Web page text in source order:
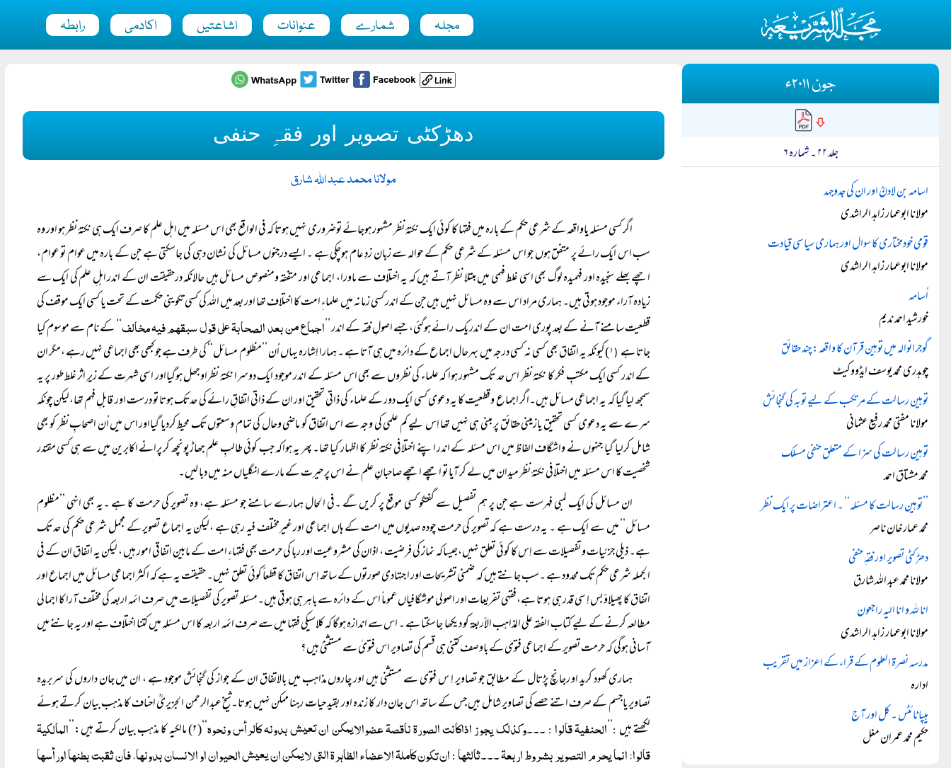
مجلہ شمارے عنوانات اشاعتیں اکادمی رابطہ
دھڑکٹی تصویر اور فقہِ حنفی
مولانا محمد عبد اللہ شارق
اگر کسی مسئلہ یاواقعہ کے شرعی حکم کے بارہ میں فقہا کا کوئی ایک نکتۂ نظر مشہور ہوجائے توضروری نہیں ہوتا کہ فی الواقع بھی اس مسئلہ میں اہل علم کا صرف ایک ہی نکتۂ نظر ہو اور وہ
سب اس ایک رائے پر متفق ہوں جو اس مسئلہ کے شرعی حکم کے حوالہ سے زبان زدِ عام ہوچکی ہے ۔ ایسے درجنوں مسائل کی نشان دہی کی جاسکتی ہے جن کے بارہ میں عوام تو عوام،
اچھے بھلے سنجیدہ اور فہمیدہ لوگ بھی اسی غلط فہمی میں مبتلا نظر آتے ہیں کہ یہ اختلاف سے ماورا، اجماعی اور متفقہ ومنصوص مسائل ہیں حالانکہ درحقیقت ان کے اندر اہلِ علم کی ایک سے
زیادہ آراء موجود ہوتی ہیں۔ ہماری مراد اس سے وہ مسائل نہیں ہیں جن کے اندر کسی زمانہ میں علماءِ امت کا اختلاف تھا اور بعد میں اللہ کی کسی تکوینی حکمت کے تحت یا کسی ایک موقف کی
قطعیت سامنے آنے کے بعد پوری امت ان کے اندر یک رائے ہوگئی، جسے اصولِ فقہ کے اندر ’’ اجماع من بعد الصحابۃ علی قول سبقہم فیہ مخالف‘‘ کے نام سے موسوم کیا
جاتا ہے ( ۱)کیونکہ یہ اتفاق بھی کسی نہ کسی درجہ میں بہرحال اجماع کے دائرہ میں ہی آتا ہے ۔ ہمارا اِشارہ یہاں اُن ’’مظلوم مسائل‘‘ کی طرف ہے جو کبھی بھی اجماعی نہیں رہے ،مگر ان
کے اندر کسی ایک مکتبِ فکر کا نکتۂ نظر اس حد تک مشہور ہوا کہ علماء کی نظروں سے بھی اس مسئلہ کے اندر موجود ایک دوسرا نکتۂ نظراوجھل ہوگیااور اسی شہرت کے زیرِ اثر غلط طور پر یہ
سمجھ لیا گیا کہ یہ اجماعی مسائل ہیں۔اگر اجماع وقطعیت کا یہ دعوی کسی ایک دور کے علماء کی ذاتی تحقیق اور ان کے ذاتی اتفاقِ رائے کی حدتک ہوتا تو درست اور قابلِ فہم تھا،لیکن چونکہ
سرے سے یہ دعوی کسی تحقیق یازمینی حقائق پر مبنی ہی نہیں تھا اِس لیے کم علمی کی وجہ سے اس اتفاق کو ماضی وحال کی تمام وسعتوں تک محیط کردیا گیااور اس میں اُن اصحابِ نظر کو بھی
شامل کرلیا گیا جنہوں نے واشگاف الفاظ میں اس مسئلہ کے اندر اپنے اختلافی نکتۂ نظر کا اظہار کیا تھا۔ پھر یہ ہواکہ جب کوئی طالبِ علم جھاڑ پونچھ کر پرانے اکابرین میں سے ہی کسی مقتدر
شخصیت کا اس مسئلہ میں اختلافی نکتۂ نظر میدان میں لے کر آیا تو اچھے اچھے صاحبانِ علم نے اس پر حیرت کے مارے انگلیاں منہ میں دبا لیں۔
ان مسائل کی ایک لمبی فہرست ہے جن پر ہم تفصیل سے گفتگو کسی موقع پر کریں گے ۔فی الحال ہمارے سامنے جو مسئلہ ہے، وہ تصویر کی حرمت کا ہے ۔یہ بھی انہی ’’مظلوم
مسائل‘‘ میں سے ایک ہے ۔ یہ درست ہے کہ تصویر کی حرمت چودہ صدیوں میں امت کے ہاں اجماعی اور غیرمختلف فیہ رہی ہے ،لیکن یہ اجماع تصویر کے مجمل شرعی حکم کی حد تک
ہے۔ ذیلی جزئیات و تفصیلات سے اِس کا کوئی تعلق نہیں،جیساکہ نماز کی فرضیت ، اذان کی مشروعیت اور ربا کی حرمت بھی فقہاءِ امت کے مابین اتفاقی امور ہیں ، لیکن یہ اتفاق ان کے فی
الجملہ شرعی حکم تک محدود ہے ۔سب جانتے ہیں کہ ضمنی تشریحات اور اجتہادی صورتوں کے ساتھ اِس اتفاق کا قطعاً کوئی تعلق نہیں۔ حقیقت یہ ہے کہ اکثر اجماعی مسائل میں اجماع اور
اتفاق کا پھیلاؤ بس اِ سی قدر ہی ہوتا ہے،فقہی تفریعات اور اصولی موشگافیاں عموماً اس کے دائرہ سے باہر ہی ہوتی ہیں۔مسئلہ تصویر کی تفصیلات میں صرف ائمہ اربعہ کی مختلف آرا کا اجمالی
مطالعہ کرنے کے لیے کتاب الفقہ علی المذاہب الأربعۃ کو دیکھا جاسکتا ہے ۔ اس سے اندازہ ہوگا کہ کلاسیکی فقہا میں سے صرف ائمہ اربعہ کا اس مسئلہ میں کتنا اختلاف ہے اور یہ جاننے میں
آسانی ہوگی کہ حرمت تصویر کے اجماعی فتوی کے باوصف کتنی ہی قسم کی تصاویر اس فتویٰ سے مستثنیٰ ہیں ؟
ہماری کھود کرید او رجانچ پڑتال کے مطابق جو تصاویر اِ س فتوی سے مستثنی ہیں اور چاروں مذاہب میں بالاتفاق ان کے جواز کی گنجائش موجود ہے ، ان میں جان داروں کی سربریدہ
تصاویر یاجسم کے صرف اتنے حصے کی تصاویر شامل ہیں جس کے ساتھ اس جان دار کا زندہ اور بقیدِ حیات رہنا ممکن نہیں ہوتا۔شیخ عبدالرحمن الجزیریؒ احناف کا مذہب بیان کرتے ہوئے
لکھتے ہیں : الحنفیۃ قالوا : ۔۔۔وکذلک یجوز اذاکانت الصورۃ ناقصۃ عضوالایمکن ان تعیش بدونہ کالرأس ونحوہ‘‘(۲) مالکیہ کا مذہب بیان کرتے ہیں:’’
المالکیۃ
قالوا: انما یحرم التصویر بشروط اربعۃ ۔۔۔ثالثہا : ان تکون کاملۃ الاعضاء الظاہرۃ التی لایمکن ان یعیش الحیوان او الانسان بدونہا، فان ثقبت بطنہا اورأسہا
جون ۲۰۱۱ء
جلد ۲۲ ۔ شمارہ ۶
اسامہ بن لادنؒ اور ان کی جدوجہد
مولانا ابوعمار زاہد الراشدی
قومی خودمختاری کا سوال اور ہماری سیاسی قیادت
مولانا ابوعمار زاہد الراشدی
اُسامہ
خورشید احمد ندیم
گوجرانوالہ میں توہین قرآن کا واقعہ: چند حقائق
چوہدری محمد یوسف ایڈووکیٹ
توہین رسالت کے مرتکب کے لیے توبہ کی گنجائش
مولانا مفتی محمد رفیع عثمانی
توہین رسالت کی سزا کے متعلق حنفی مسلک
محمد مشتاق احمد
’’توہین رسالت کا مسئلہ‘‘ ۔ اعتراضات پر ایک نظر
محمد عمار خان ناصر
دھڑکٹی تصویر اور فقہِ حنفی
مولانا محمد عبد اللہ شارق
انا للہ و انا الیہ راجعون
مولانا ابوعمار زاہد الراشدی
مدرسہ نصرۃ العلوم کے قراء کے اعزاز میں تقریب
ادارہ
ہیپا ٹائٹس ۔ کل اور آج
حکیم محمد عمران مغل